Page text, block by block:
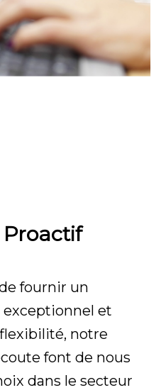
Proactif
fournir un
exceptionnel et
notre
font de nous
dans le secteur